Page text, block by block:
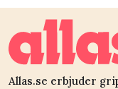
Allas.se erbjuder